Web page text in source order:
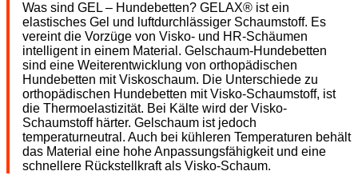
Was sind GEL – Hundebetten? GELAX® ist ein
elastisches Gel und luftdurchlässiger Schaumstoff. Es
vereint die Vorzüge von Visko- und HR-Schäumen
intelligent in einem Material. Gelschaum-Hundebetten
sind eine Weiterentwicklung von orthopädischen
Hundebetten mit Viskoschaum. Die Unterschiede zu
orthopädischen Hundebetten mit Visko-Schaumstoff, ist
die Thermoelastizität. Bei Kälte wird der Visko-
Schaumstoff härter. Gelschaum ist jedoch
temperaturneutral. Auch bei kühleren Temperaturen behält
das Material eine hohe Anpassungsfähigkeit und eine
schnellere Rückstellkraft als Visko-Schaum.